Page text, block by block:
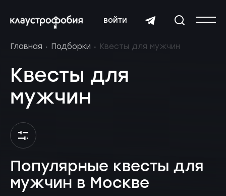
войти
Главная Подборки Квесты для мужчин
Квесты для
мужчин
Популярные квесты для
мужчин в Москве